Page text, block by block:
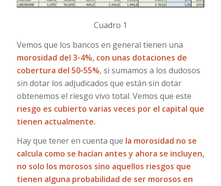
Cuadro 1
Vemos que los bancos en general tienen una
morosidad del 3-4%, con unas dotaciones de
cobertura del 50-55%, si sumamos a los dudosos
sin dotar los adjudicados que están sin dotar
obtenemos el riesgo vivo total. Vemos que este
riesgo es cubierto varias veces por el capital que
tienen actualmente.
Hay que tener en cuenta que la morosidad no se
calcula como se hacían antes y ahora se incluyen,
no solo los morosos sino aquellos riesgos que
tienen alguna probabilidad de ser morosos en